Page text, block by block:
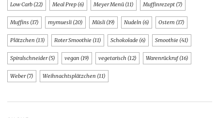
Low Carb (22) Meal Prep (6) Meyer Menü (11) Muffinrezept (7)
Muffins (17) mymuesli (20) Müsli (19) Nudeln (6) Ostern (17)
Plätzchen (13) Roter Smoothie (11) Schokolade (6) Smoothie (41)
Spiralschneider(5) vegan (19) vegetarisch (12) Warenrückruf(16)
Weber(7) Weihnachtsplätzchen (11)